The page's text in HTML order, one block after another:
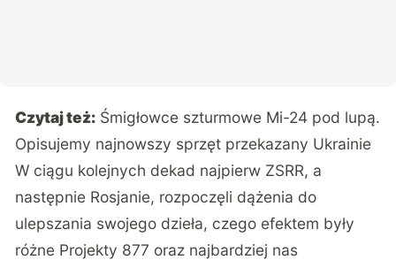
Czytaj też: Śmigłowce szturmowe Mi-24 pod lupą.
Opisujemy najnowszy sprzęt przekazany Ukrainie
W ciągu kolejnych dekad najpierw ZSRR, a
następnie Rosjanie, rozpoczęli dążenia do
ulepszania swojego dzieła, czego efektem były
różne Projekty 877 oraz najbardziej nas